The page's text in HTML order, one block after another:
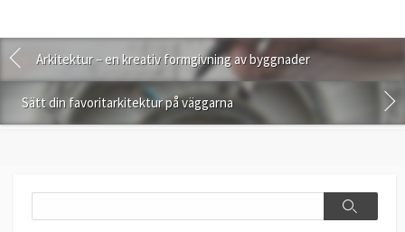
Arkitektur – en kreativ formgivning av byggnader
Sätt din favoritarkitektur på väggarna
Search